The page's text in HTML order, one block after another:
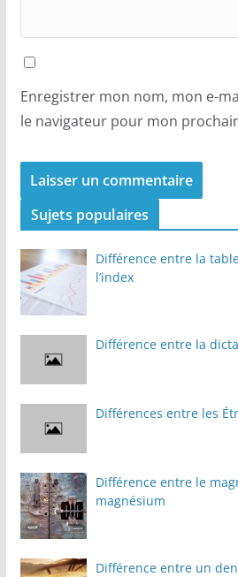
Enregistrer mon nom, mon e-
le navigateur pour mon
Sujets populaires
Différence entre la
l’index
Différence entre la
Différences entre les
Différence entre le
magnésium
Différence entre un